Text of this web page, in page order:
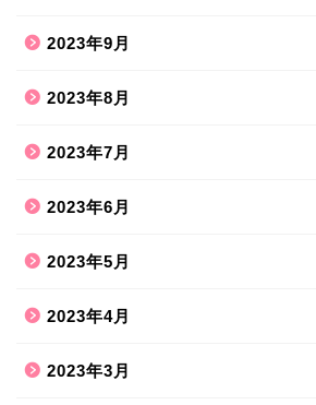
2023年9月
2023年8月
2023年7月
2023年6月
2023年5月
2023年4月
2023年3月